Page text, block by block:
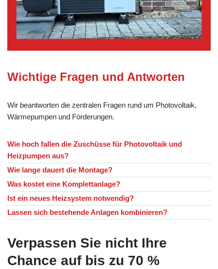
Wichtige Fragen und Antworten
Wir beantworten die zentralen Fragen rund um Photovoltaik,
Wärmepumpen und Förderungen.
Wie hoch fallen die Zuschüsse für Photovoltaik und
Heizpumpen aus?
Wie lange dauert die Montage?
Was kostet eine Komplettanlage?
Ist ein neues Heizsystem notwendig?
Lassen sich bestehende Anlagen kombinieren?
Verpassen Sie nicht Ihre
Chance auf bis zu 70 %